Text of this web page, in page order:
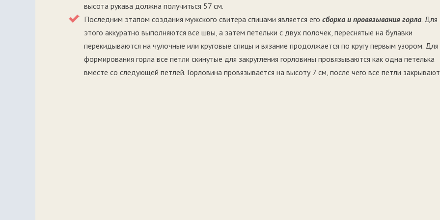
высота рукава должна получиться 57 см.
Последним этапом создания мужского свитера спицами является его сборка и провязывания горла. Для
этого аккуратно выполняются все швы, а затем петельки с двух полочек, переснятые на булавки
перекидываются на чулочные или круговые спицы и вязание продолжается по кругу первым узором. Для
формирования горла все петли скинутые для закругления горловины провязываются как одна петелька
вместе со следующей петлей. Горловина провязывается на высоту 7 см, после чего все петли